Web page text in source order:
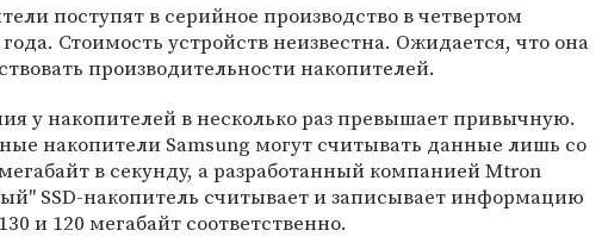
поступят в серийное производство в четвертом
года. Стоимость устройств неизвестна. Ожидается, что она
производительности накопителей.
у накопителей в несколько раз превышает привычную.
накопители Samsung могут считывать данные лишь со
в секунду, а разработанный компанией Mtron
SSD-накопитель считывает и записывает информацию
и 120 мегабайт соответственно.